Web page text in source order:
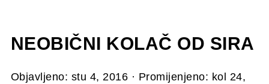
NEOBIČNI KOLAČ OD SIRA
Objavljeno: stu 4, 2016 · Promijenjeno: kol 24,